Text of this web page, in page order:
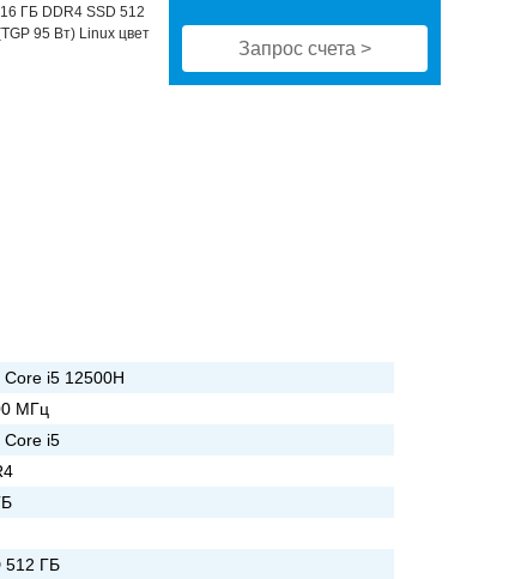
ГБ DDR4 SSD 512
95 Вт) Linux цвет
Запрос счета >
Core i5 12500H
МГц
Core i5
512 ГБ